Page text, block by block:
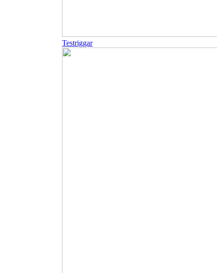
Testriggar